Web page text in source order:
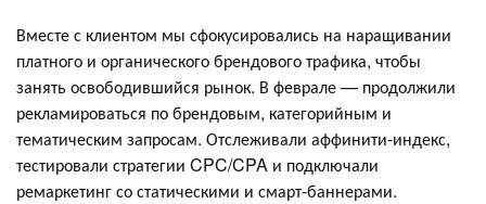
Вместе с клиентом мы сфокусировались на наращивании
платного и органического брендового трафика, чтобы
занять освободившийся рынок. В феврале — продолжили
рекламироваться по брендовым, категорийным и
тематическим запросам. Отслеживали аффинити-индекс,
тестировали стратегии CPC/CPA и подключали
ремаркетинг со статическими и смарт-баннерами.